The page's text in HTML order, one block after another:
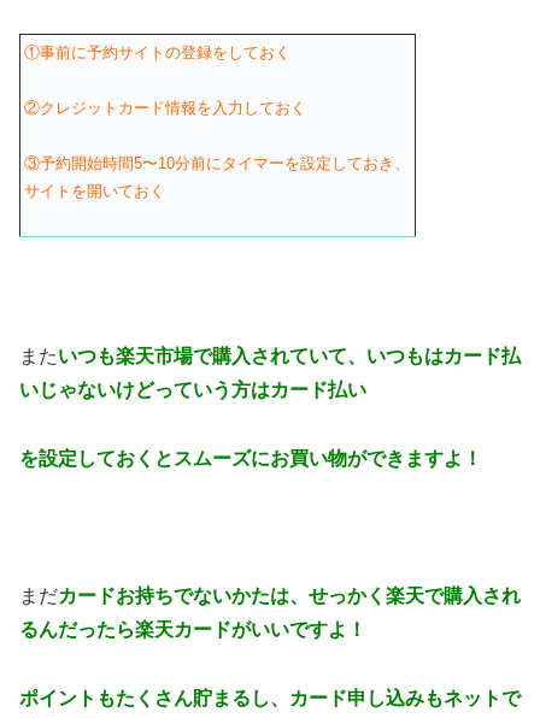
①事前に予約サイトの登録をしておく
②クレジットカード情報を入力しておく
③予約開始時間5〜10分前にタイマーを設定しておき、
サイトを開いておく
またいつも楽天市場で購入されていて、いつもはカード払
いじゃないけどっていう方はカード払い
を設定しておくとスムーズにお買い物ができますよ！
まだカードお持ちでないかたは、せっかく楽天で購入され
るんだったら楽天カードがいいですよ！
ポイントもたくさん貯まるし、カード申し込みもネットで